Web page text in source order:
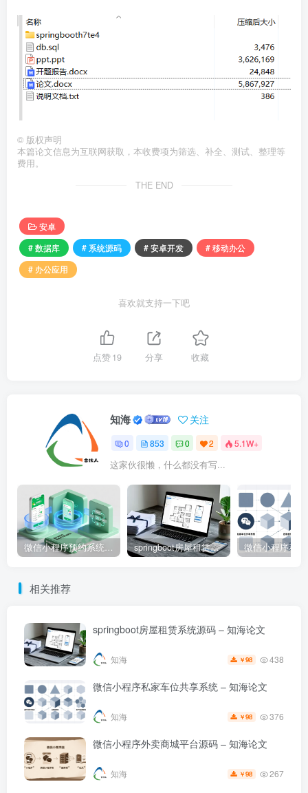
© 版权声明
本篇论文信息为互联网获取，本收费项为筛选、补全、测试、整理等
费用。
THE END
安卓
# 数据库
# 系统源码 # 安卓开发
# 移动办公
# 办公应用
喜欢就支持一下吧
点赞19 分享 收藏
知海 关注
0 853 0 2 5.1W+
这家伙很懒，什么都没有写...
微信小程序预约系统源码 – 知海论文 springboot房屋租赁系统源码 – 知海论文
相关推荐
springboot房屋租赁系统源码 – 知海论文
知海 ￥98 438
微信小程序私家车位共享系统 – 知海论文
知海 ￥98 376
微信小程序外卖商城平台源码 – 知海论文
知海 ￥98 267